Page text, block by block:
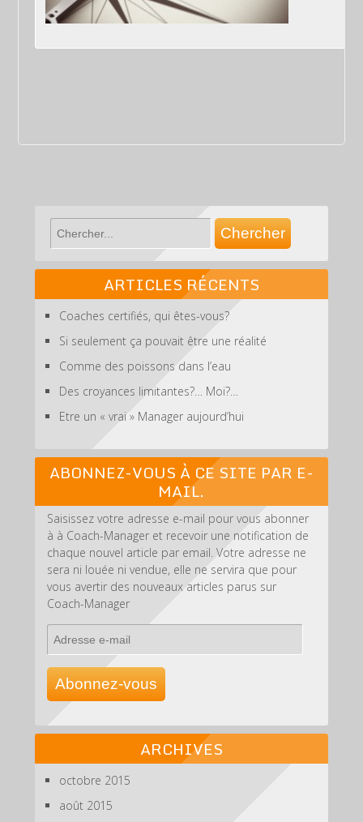
ARTICLES RÉCENTS
Coaches certifiés, qui êtes-vous?
Si seulement ça pouvait être une réalité
Comme des poissons dans l’eau
Des croyances limitantes?… Moi?…
Etre un « vrai » Manager aujourd’hui
ABONNEZ-VOUS À CE SITE PAR E-
MAIL.
Saisissez votre adresse e-mail pour vous abonner
à à Coach-Manager et recevoir une notification de
chaque nouvel article par email. Votre adresse ne
sera ni louée ni vendue, elle ne servira que pour
vous avertir des nouveaux articles parus sur
Coach-Manager
Adresse
e-
mail
Abonnez-vous
ARCHIVES
octobre 2015
août 2015